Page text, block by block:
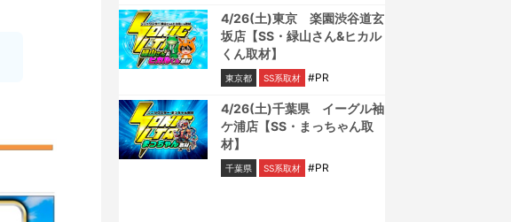
4/26(土)東京 楽園渋谷道玄
坂店【SS・緑山さん&ヒカル
くん取材】
東京都 SS系取材 #PR
4/26(土)千葉県 イーグル袖
ケ浦店【SS・まっちゃん取
材】
千葉県 SS系取材 #PR